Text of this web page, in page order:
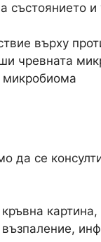
и
върху
чревната
микробиома​
се
картина,
възпаление,